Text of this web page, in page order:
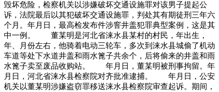
毁坏危险，检察机关以涉嫌破坏交通设施罪对该男子提起公
诉，法院最后以其犯破坏交通设施罪，判处其有期徒刑三年六
个月。年月日，最高检发布件涉窨井盖犯罪典型案例，这是其
中一例。 董某明是河北省涞水县某村的村民，年出生，
年、月份左右，他骑着电动三轮车，多次到涞水县城偷了机动
车道等处下水道井盖和雨水篦子共余个，后将偷来的井盖和雨
水篦子卖至废品收购站。 年月日，董某明被刑事拘留。年
月日，河北省涞水县检察院对齐批准逮捕。 年月日，公安
机关以董某明涉嫌盗窃罪移送涞水县检察院审查起诉。期间，